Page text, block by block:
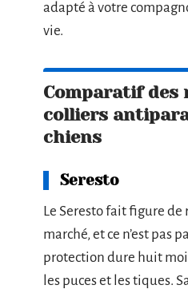
adapté à votre
vie.
Comparatif des
colliers
chiens
Seresto
Le Seresto fait figure de
marché, et ce n’est pas
protection dure huit
les puces et les tiques.